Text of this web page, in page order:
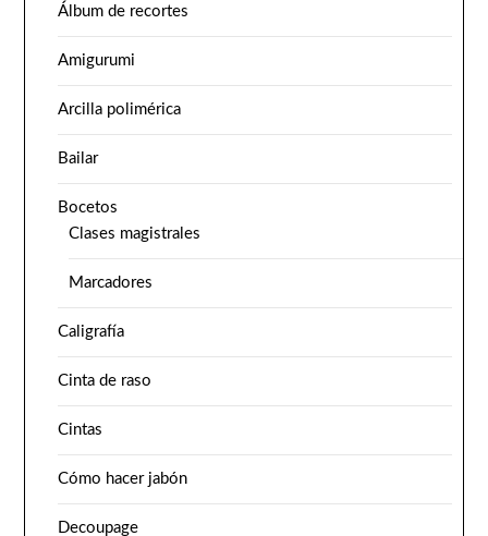
Álbum de recortes
Amigurumi
Arcilla polimérica
Bailar
Bocetos
Clases magistrales
Marcadores
Caligrafía
Cinta de raso
Cintas
Cómo hacer jabón
Decoupage